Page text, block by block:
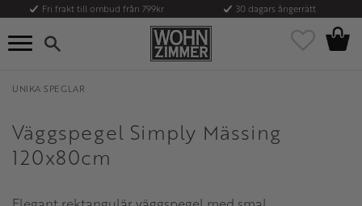
Meny
Fri frakt till ombud från 799kr 30 dagars ångerrätt
Favoriter
UNIKA SPEGLAR
Väggspegel Simply Mässing
120x80cm